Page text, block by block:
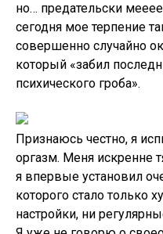
но… предательски
сегодня мое терпение
совершенно случайно
который «забил
психического гроба».
Признаюсь честно, я
оргазм. Меня искренне
я впервые установил
которого стало только
настройки, ни